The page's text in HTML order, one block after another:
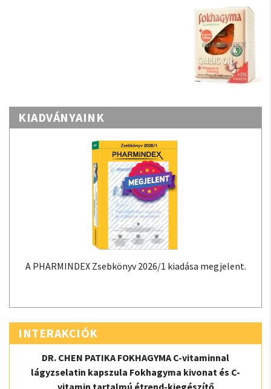
KIADVÁNYAINK
A PHARMINDEX Zsebkönyv 2026/1 kiadása megjelent.
INTERAKCIÓK
DR. CHEN PATIKA FOKHAGYMA C-vitaminnal
lágyzselatin kapszula Fokhagyma kivonat és C-
vitamin tartalmú étrend-kiegészítő